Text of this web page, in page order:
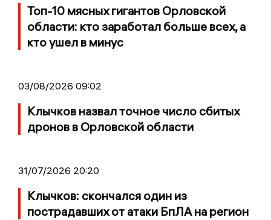
Топ-10 мясных гигантов Орловской
области: кто заработал больше всех, а
кто ушел в минус
03/08/2026 09:02
Клычков назвал точное число сбитых
дронов в Орловской области
31/07/2026 20:20
Клычков: скончался один из
пострадавших от атаки БпЛА на регион